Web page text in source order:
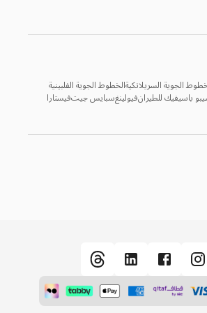
الجوية السريلانكيةالخطوط الجوية الفلبينية
باسيفيك للطيرانفيولينغسبايس جيتفيستارا